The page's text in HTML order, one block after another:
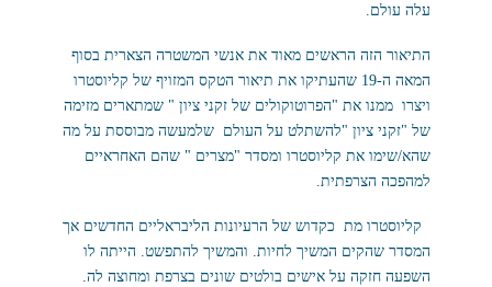
עלה עולם.
התיאור הזה הראשים מאוד את אנשי המשטרה הצארית בסוף
המאה ה-19 שהעתיקו את תיאור הטקס המזויף של קליוסטרו
ויצרו ממנו את "הפרוטוקולים של זקני ציון " שמתארים מזימה
של "זקני ציון "להשתלט על העולם שלמעשה מבוססת על מה
שהא/שימו את קליוסטרו ומסדר "מצרים " שהם האחראיים
למהפכה הצרפתית.
קליוסטרו מת כקדוש של הרעיונות הליבראליים החדשים אך
המסדר שהקים המשיך לחיות. והמשיך להתפשט. הייתה לו
השפעה חזקה על אישים בולטים שונים בצרפת ומחוצה לה.